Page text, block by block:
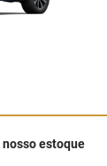
estoque